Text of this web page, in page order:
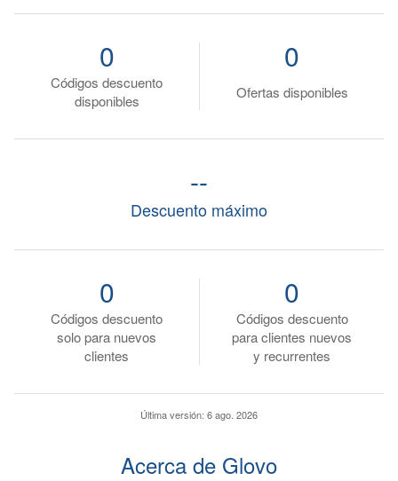
Códigos descuento
disponibles
0
Ofertas disponibles
0
Descuento máximo
--
Códigos descuento
solo para nuevos
clientes
0
Códigos descuento
para clientes nuevos
y recurrentes
0
Última versión: 6 ago. 2026
Acerca de Glovo